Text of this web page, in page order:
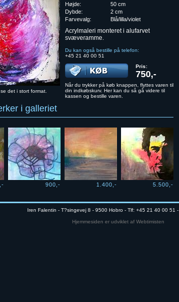
det i stort format.
Højde:
50 cm
Dybde:
2 cm
Farvevalg:
Blå/lilla/violet
Acrylmaleri monteret i alufarvet
svæveramme.
Du kan også bestille på telefon:
+45 21 40 00 51
Pris:
750,-
Når du trykker på køb knappen, flyttes varen til
din indkøbskurv. Her kan du så gå videre til
kassen og bestille varen.
i galleriet
900,- 1.400,- 5.500,-
Iren Falentin - T?singevej 8 - 9500 Hobro - Tlf: +45 21 40 00 51 -
Hjemmesiden er udviklet af Webtimisten